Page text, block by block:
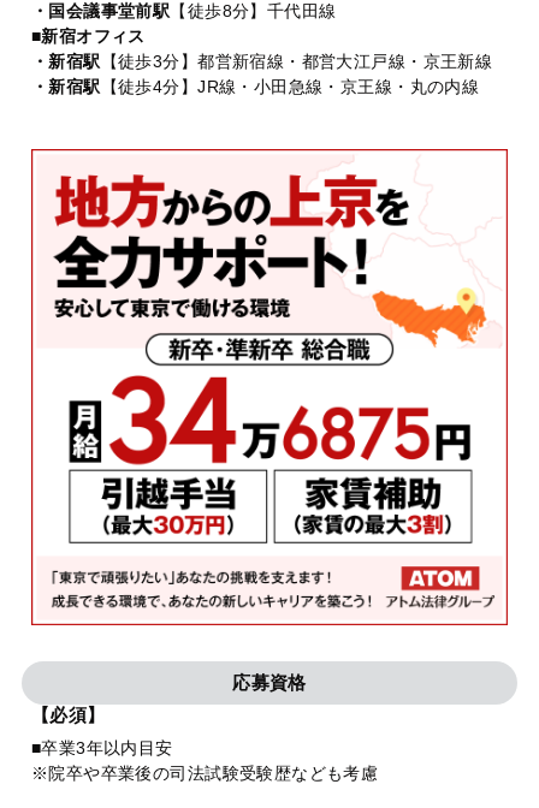
・国会議事堂前駅 【徒歩8分】千代田線
■新宿オフィス
・新宿駅 【徒歩3分】都営新宿線・都営大江戸線・京王新線
・新宿駅 【徒歩4分】JR線・小田急線・京王線・丸の内線
応募資格
【必須】
■卒業3年以内目安
※院卒や卒業後の司法試験受験歴なども考慮